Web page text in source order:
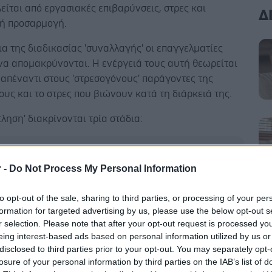
- Do Not Process My Personal Information
opt-out of the sale, sharing to third parties, or processing of your
for targeted advertising by us, please use the below opt-out
selection. Please note that after your opt-out request is processed
interest-based ads based on personal information utilized by us
to third parties prior to your opt-out. You may separately
of your personal information by third parties on the IAB’s list of
από εργασιακές επιβαρύνσεις, στρες και
προσαρμογή.
της διαδικασίας 'συναλλαγής' οι επαγγελματίες
απομακρύνονται. Η ενέργειά τους αυτή θεωρείται
στους 'στρεσογόνους' παράγοντες της
και το στρες που βιώνουν κατά τη διάρκειά της.
διακρίνονται τρία στάδια:
και των απαιτήσεων (στρες).
είναι η άμεση, μικρής διάρκειας συναισθηματική
απέναντι στην ανισορροπία αυτή, που
από συναισθήματα φόβου, έντασης,
και εξάντλησης (πίεση).